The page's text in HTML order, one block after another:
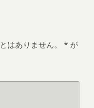
はありません。 * が